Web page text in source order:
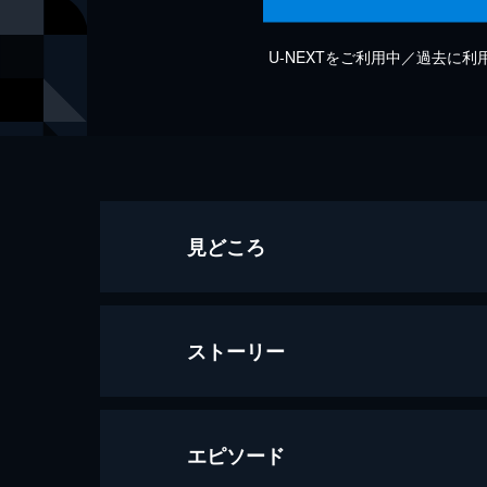
U-NEXTをご利用中／過去に利
見どころ
ストーリー
エピソード